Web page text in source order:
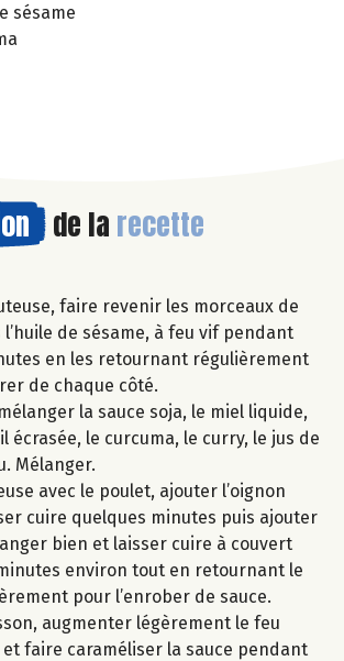
sésame
de la recette
faire revenir les morceaux de
de sésame, à feu vif pendant
en les retournant régulièrement
de chaque côté.
la sauce soja, le miel liquide,
écrasée, le curcuma, le curry, le jus de
Mélanger.
avec le poulet, ajouter l’oignon
cuire quelques minutes puis ajouter
bien et laisser cuire à couvert
environ tout en retournant le
pour l’enrober de sauce.
augmenter légèrement le feu
faire caraméliser la sauce pendant